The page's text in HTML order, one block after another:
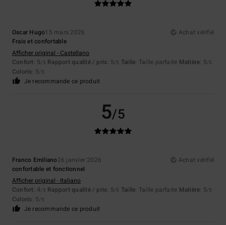
Oscar Hugo15 mars 2026
Achat vérifié
Frais et confortable
Afficher original - Castellano
Confort: 5/5 Rapport qualité / prix: 5/5 Taille: Taille parfaite Matière: 5/5
Coloris: 5/5
Je recommande ce produit
5/5
Franco Emiliano26 janvier 2026
Achat vérifié
confortable et fonctionnel
Afficher original - Italiano
Confort: 4/5 Rapport qualité / prix: 5/5 Taille: Taille parfaite Matière: 5/5
Coloris: 5/5
Je recommande ce produit